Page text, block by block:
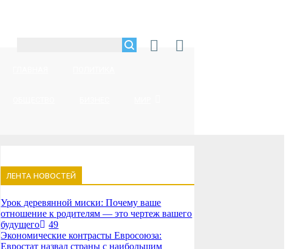
ЛЕНТА НОВОСТЕЙ
Урок деревянной миски: Почему ваше
отношение к родителям — это чертеж вашего
будущего
49
Экономические контрасты Евросоюза:
Евростат назвал страны с наибольшим